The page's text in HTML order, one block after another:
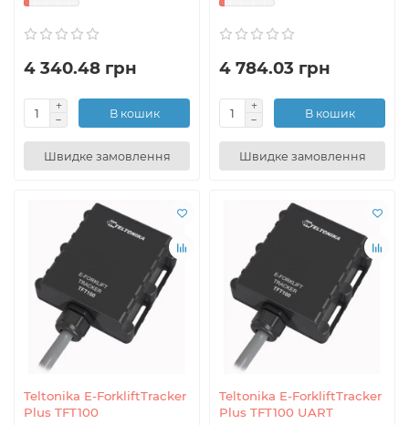
4 340.48 грн
В кошик
Швидке замовлення
4 784.03 грн
В кошик
Швидке замовлення
Teltonika E-ForkliftTracker
Plus TFT100
Teltonika E-ForkliftTracker
Plus TFT100 UART